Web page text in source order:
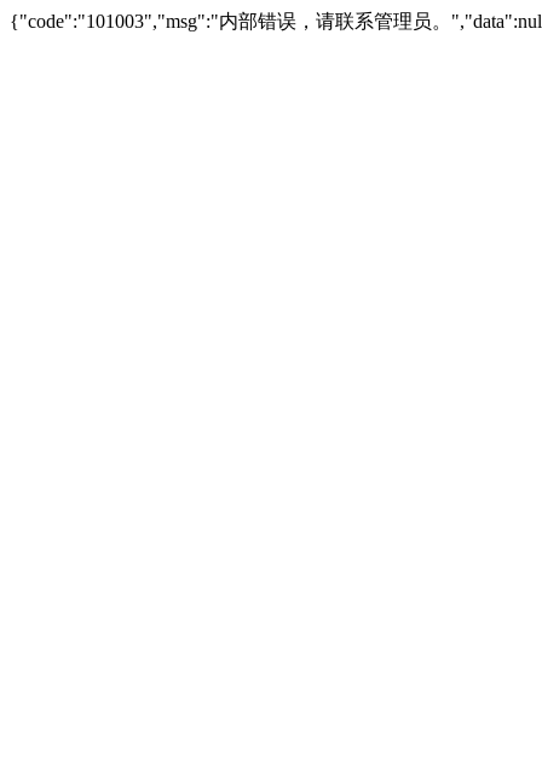
{"code":"101003","msg":"内部错误，请联系管理员。